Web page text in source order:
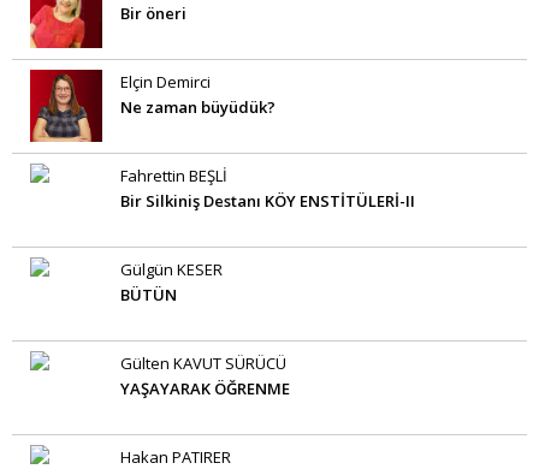
Bir öneri
Elçin Demirci
Ne zaman büyüdük?
Fahrettin BEŞLİ
Bir Silkiniş Destanı KÖY ENSTİTÜLERİ-II
Gülgün KESER
BÜTÜN
Gülten KAVUT SÜRÜCÜ
YAŞAYARAK ÖĞRENME
Hakan PATIRER